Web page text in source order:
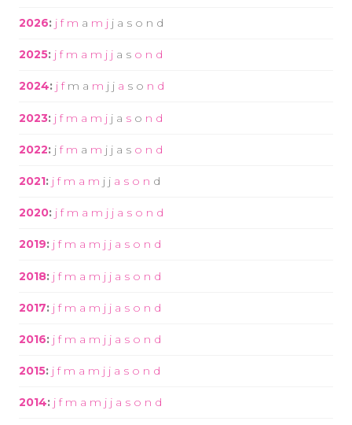
2026: j f m a m j j a s o n d
2025: j f m a m j j a s o n d
2024: j f m a m j j a s o n d
2023: j f m a m j j a s o n d
2022: j f m a m j j a s o n d
2021: j f m a m j j a s o n d
2020: j f m a m j j a s o n d
2019: j f m a m j j a s o n d
2018: j f m a m j j a s o n d
2017: j f m a m j j a s o n d
2016: j f m a m j j a s o n d
2015: j f m a m j j a s o n d
2014: j f m a m j j a s o n d